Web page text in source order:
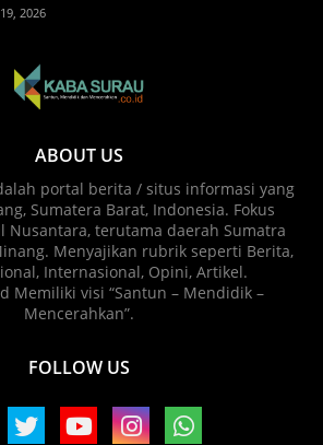
2026
ABOUT US
portal berita / situs informasi yang
Sumatera Barat, Indonesia. Fokus
Nusantara, terutama daerah Sumatra
Menyajikan rubrik seperti Berita,
Internasional, Opini, Artikel.
Memiliki visi “Santun – Mendidik –
Mencerahkan”.
FOLLOW US